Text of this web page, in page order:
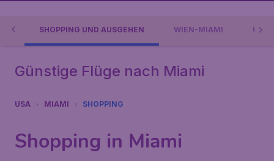
SHOPPING UND AUSGEHEN WIEN-MIAMI
Günstige Flüge nach Miami
USA MIAMI SHOPPING
Shopping in Miami